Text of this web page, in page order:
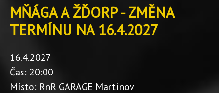
MŇÁGA A ŽĎORP - ZMĚNA
TERMÍNU NA 16.4.2027
16.4.2027
Čas: 20:00
Místo: RnR GARAGE Martinov